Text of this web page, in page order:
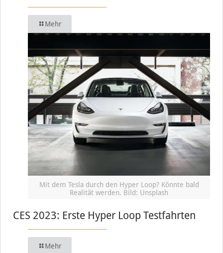
Mehr
Mit dem Tesla durch den Hyper Loop? Könnte bald
Realität werden. Bild: Unsplash
CES 2023: Erste Hyper Loop Testfahrten
Mehr